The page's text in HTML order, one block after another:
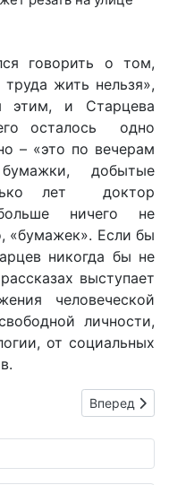
говорить о том,
жить нельзя»,
этим, и Старцева
осталось одно
– «это по вечерам
добытые
лет доктор
ничего не
«бумажек». Если бы
никогда бы не
выступает
человеческой
личности,
от социальных
рассказов
Следующий:
Вперед